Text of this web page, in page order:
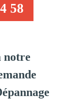
58
notre